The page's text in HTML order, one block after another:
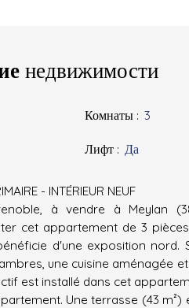
недвижимости
Комнаты : 3
Лифт : Да
- INTÉRIEUR NEUF
à vendre à Meylan
cet appartement de 3 pièces
d'une exposition nord.
une cuisine aménagée
est installé dans cet
Une terrasse (43 m²)